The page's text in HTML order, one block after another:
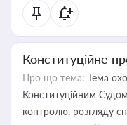
Конституційне
Про що тема: Тема
Конституційним
контролю, розгляду